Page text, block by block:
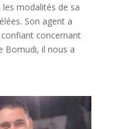
modalités de sa
Son agent a
concernant
Bomudi, il nous a